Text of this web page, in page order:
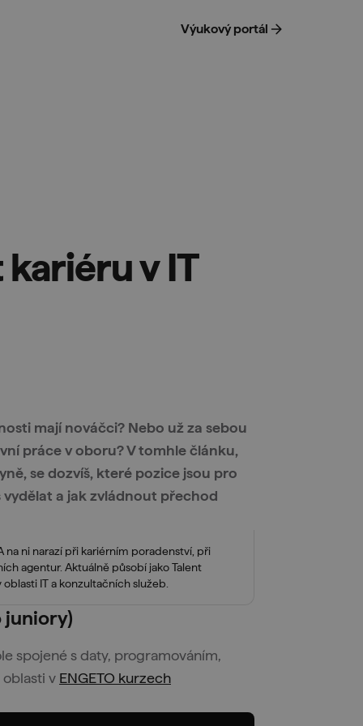
Výukový portál
v IT
mají nováčci? Nebo už za sebou
práce v oboru? V tomhle článku,
se dozvíš, které pozice jsou pro
vydělat a jak zvládnout přechod
na ni narazí při kariérním poradenství, při
agentur. Aktuálně působí jako Talent
IT a konzultačních služeb.
juniory)
spojené s daty, programováním,
v ENGETO kurzech